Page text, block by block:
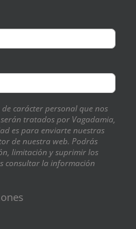
carácter personal que nos
tratados por Vagadamia,
es para enviarte nuestras
de nuestra web. Podrás
limitación y suprimir los
consultar la información